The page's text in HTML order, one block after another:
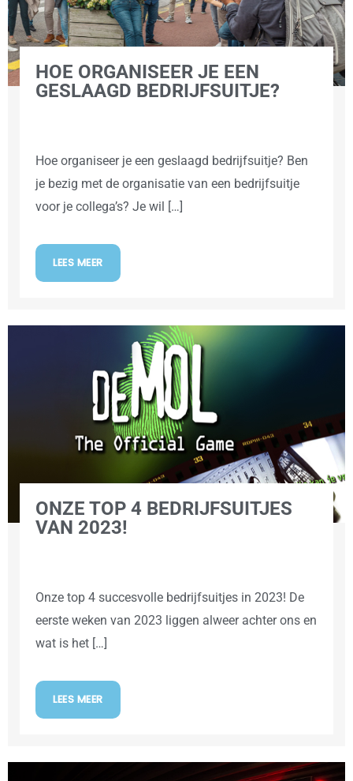
HOE ORGANISEER JE EEN
GESLAAGD BEDRIJFSUITJE?
Hoe organiseer je een geslaagd bedrijfsuitje? Ben
je bezig met de organisatie van een bedrijfsuitje
voor je collega’s? Je wil […]
LEES MEER
ONZE TOP 4 BEDRIJFSUITJES
VAN 2023!
Onze top 4 succesvolle bedrijfsuitjes in 2023! De
eerste weken van 2023 liggen alweer achter ons en
wat is het […]
LEES MEER